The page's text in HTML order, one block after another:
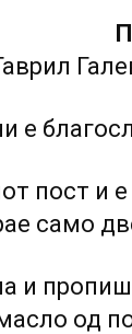
е
пост и
само
и
од